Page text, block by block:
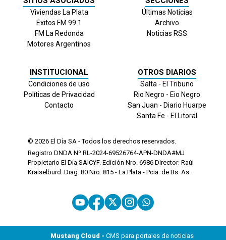
Viviendas La Plata
Exitos FM 99.1
FM La Redonda
Motores Argentinos
Últimas Noticias
Archivo
Noticias RSS
INSTITUCIONAL
Condiciones de uso
Políticas de Privacidad
Contacto
OTROS DIARIOS
Salta - El Tribuno
Rio Negro - Eio Negro
San Juan - Diario Huarpe
Santa Fe - El Litoral
© 2026 El Día SA - Todos los derechos reservados.
Registro DNDA Nº RL-2024-69526764-APN-DNDA#MJ
Propietario El Día SAICYF. Edición Nro. 6986 Director: Raúl
Kraiselburd. Diag. 80 Nro. 815 - La Plata - Pcia. de Bs. As.
Mustang Cloud - CMS para portales de noticias